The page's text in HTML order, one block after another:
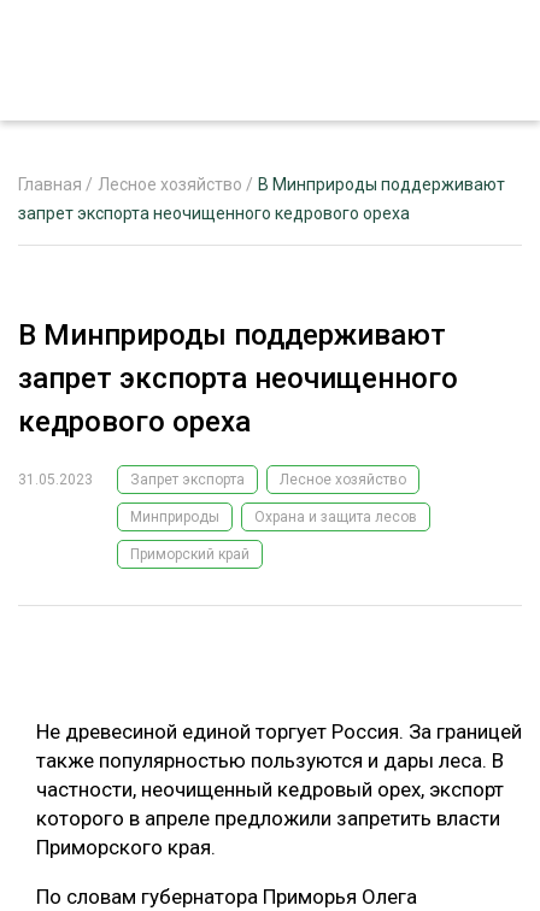
РЕКЛАМОДАТЕЛЯМ
ЛЕСНОЕ ХОЗЯЙСТВО
ЛЕСОЗАГОТОВКА
ОБРАБОТКА ДРЕВЕСИНЫ
ЛОГИСТИКА
ПРОИЗВОДСТВО ДРЕВЕСНЫХ ПЛИТ
КОМПЛЕКСНАЯ ПЕРЕРАБОТКА
ПОДБОРКИ СТАТЕЙ
ЭКСПЕРТНОЕ МНЕНИЕ
Главная / Лесное хозяйство / В Минприроды поддерживают
запрет экспорта неочищенного кедрового ореха
В Минприроды поддерживают
запрет экспорта неочищенного
кедрового ореха
31.05.2023 Запрет экспорта Лесное хозяйство
Минприроды Охрана и защита лесов
Приморский край
Не древесиной единой торгует Россия. За границей
также популярностью пользуются и дары леса. В
частности, неочищенный кедровый орех, экспорт
которого в апреле предложили запретить власти
Приморского края.
По словам губернатора Приморья Олега